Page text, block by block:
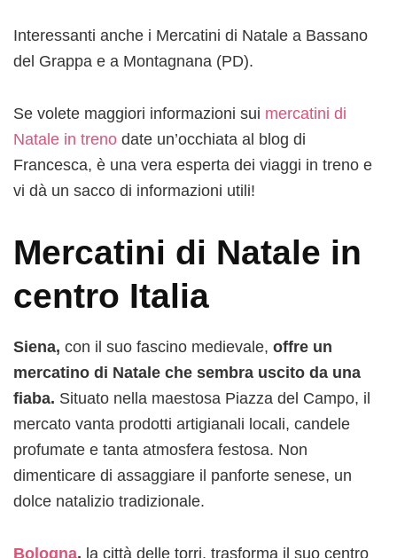
Interessanti anche i Mercatini di Natale a Bassano
del Grappa e a Montagnana (PD).
Se volete maggiori informazioni sui mercatini di
Natale in treno date un’occhiata al blog di
Francesca, è una vera esperta dei viaggi in treno e
vi dà un sacco di informazioni utili!
Mercatini di Natale in
centro Italia
Siena, con il suo fascino medievale, offre un
mercatino di Natale che sembra uscito da una
fiaba. Situato nella maestosa Piazza del Campo, il
mercato vanta prodotti artigianali locali, candele
profumate e tanta atmosfera festosa. Non
dimenticare di assaggiare il panforte senese, un
dolce natalizio tradizionale.
Bologna, la città delle torri, trasforma il suo centro